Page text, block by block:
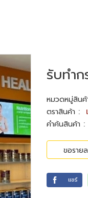
รับทำ
หมวดหมู่สินค้
ตราสินค้า :
คำค้นสินค้า :
ขอราย
แชร์